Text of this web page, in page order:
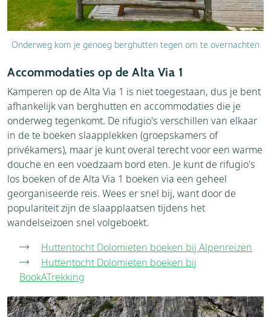
Onderweg kom je genoeg berghutten tegen om te overnachten
Accommodaties op de Alta Via 1
Kamperen op de Alta Via 1 is niet toegestaan, dus je bent
afhankelijk van berghutten en accommodaties die je
onderweg tegenkomt. De rifugio's verschillen van elkaar
in de te boeken slaapplekken (groepskamers of
privékamers), maar je kunt overal terecht voor een warme
douche en een voedzaam bord eten. Je kunt de rifugio's
los boeken of de Alta Via 1 boeken via een geheel
georganiseerde reis. Wees er snel bij, want door de
populariteit zijn de slaapplaatsen tijdens het
wandelseizoen snel volgeboekt.
Huttentocht Dolomieten boeken bij Alpenreizen
Huttentocht Dolomieten boeken bij
BookATrekking